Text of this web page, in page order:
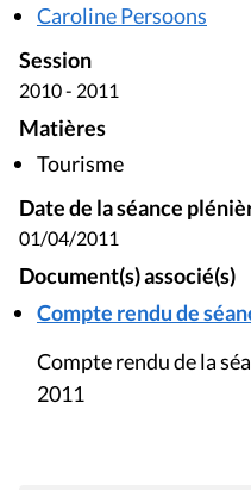
Caroline Persoons
Session
2010 - 2011
Matières
Tourisme
Date de la séance
01/04/2011
Document(s) associé(s)
Compte rendu de
Compte rendu de la
2011